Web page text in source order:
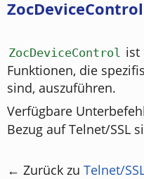
ZocDeviceControl ist
Funktionen, die
sind, auszuführen.
Verfügbare
Bezug auf Telnet/SSL
← Zurück zu Telnet/